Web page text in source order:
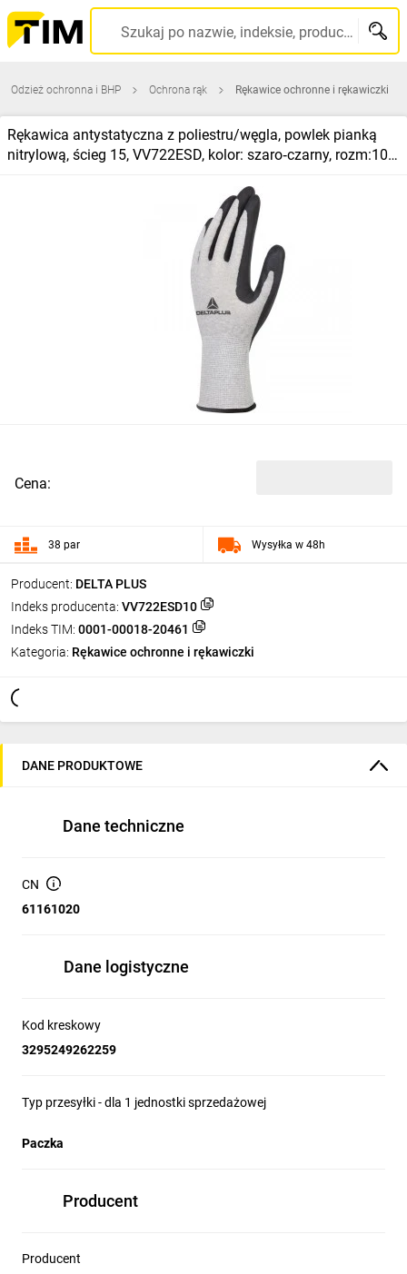
Szukaj po nazwie, indeksie, producencie, kodzie kreskowym...
Odzież ochronna i BHP Ochrona rąk Rękawice ochronne i rękawiczki
Rękawica antystatyczna z poliestru/węgla, powlek pianką
nitrylową, ścieg 15, VV722ESD, kolor: szaro‑czarny, rozm:10 /
Producent: DELTA PLUS
Indeks producenta: VV722ESD10
Indeks TIM: 0001-00018-20461
Kategoria: Rękawice ochronne i rękawiczki
Cena:
38 par Wysyłka w 48h
DANE PRODUKTOWE
Dane techniczne
CN
61161020
Dane logistyczne
Kod kreskowy
3295249262259
Typ przesyłki - dla 1 jednostki sprzedażowej
Paczka
Producent
Producent